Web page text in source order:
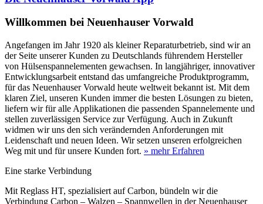
Willkommen bei Neuenhauser Vorwald
Angefangen im Jahr 1920 als kleiner Reparaturbetrieb, sind wir an
der Seite unserer Kunden zu Deutschlands führendem Hersteller
von Hülsenspannelementen gewachsen. In langjähriger, innovativer
Entwicklungsarbeit entstand das umfangreiche Produktprogramm,
für das Neuenhauser Vorwald heute weltweit bekannt ist. Mit dem
klaren Ziel, unseren Kunden immer die besten Lösungen zu bieten,
liefern wir für alle Applikationen die passenden Spannelemente und
stellen zuverlässigen Service zur Verfügung. Auch in Zukunft
widmen wir uns den sich verändernden Anforderungen mit
Leidenschaft und neuen Ideen. Wir setzen unseren erfolgreichen
Weg mit und für unsere Kunden fort. » mehr Erfahren
Eine starke Verbindung
Mit Reglass HT, spezialisiert auf Carbon, bündeln wir die
Verbindung Carbon – Walzen – Spannwellen in der Neuenhauser